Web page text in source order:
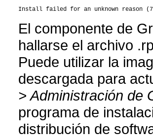
El componente de
hallarse el archivo
Puede utilizar la
descargada para
> Administración de
programa de
distribución de